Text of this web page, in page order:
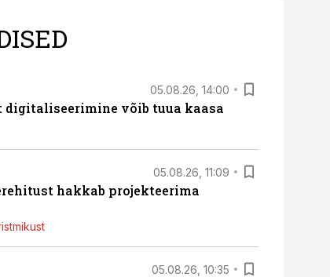
05.08.26, 14:00
võib tuua kaasa
05.08.26, 11:09
hakkab projekteerima
05.08.26, 10:35